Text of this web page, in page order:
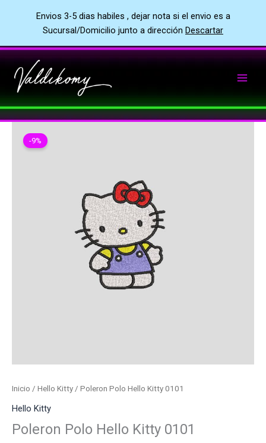
Envios 3-5 dias habiles , dejar nota si el envio es a
Sucursal/Domicilio junto a dirección Descartar
al
contenido
-9%
Inicio / Hello Kitty / Poleron Polo Hello Kitty 0101
Hello Kitty
Poleron Polo Hello Kitty 0101